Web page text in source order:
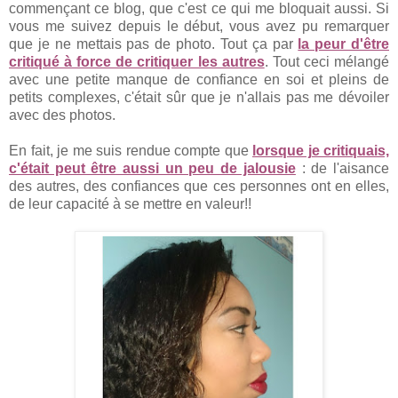
commençant ce blog, que c'est ce qui me bloquait aussi. Si
vous me suivez depuis le début, vous avez pu remarquer
que je ne mettais pas de photo. Tout ça par la peur d'être
critiqué à force de critiquer les autres. Tout ceci mélangé
avec une petite manque de confiance en soi et pleins de
petits complexes, c'était sûr que je n'allais pas me dévoiler
avec des photos.
En fait, je me suis rendue compte que lorsque je critiquais,
c'était peut être aussi un peu de jalousie: de l'aisance
des autres, des confiances que ces personnes ont en elles,
de leur capacité à se mettre en valeur!!